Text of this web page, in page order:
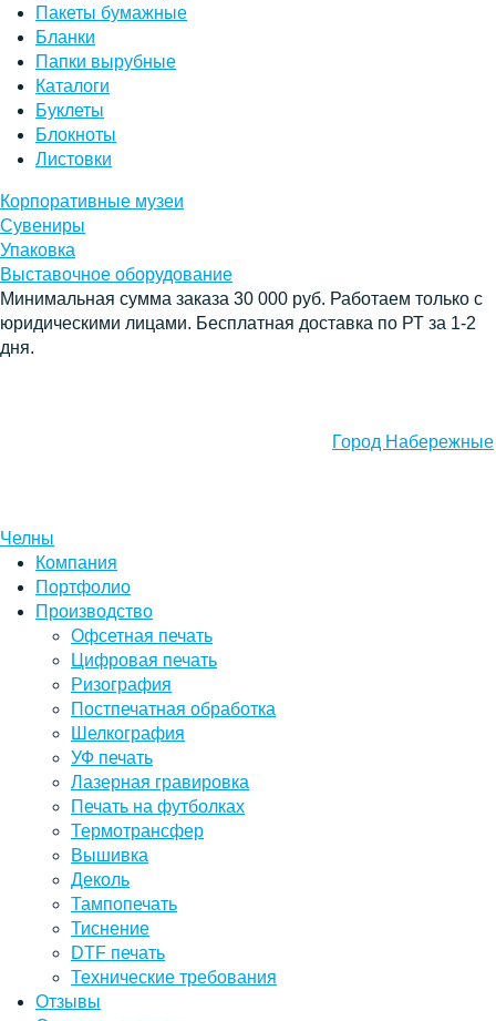
Пакеты бумажные
Бланки
Папки вырубные
Каталоги
Буклеты
Блокноты
Листовки
Корпоративные музеи
Сувениры
Упаковка
Выставочное оборудование
Минимальная сумма заказа 30 000 руб. Работаем только с
юридическими лицами. Бесплатная доставка по РТ за 1-2
дня.
Город Набережные
Челны
Компания
Портфолио
Производство
Офсетная печать
Цифровая печать
Ризография
Постпечатная обработка
Шелкография
УФ печать
Лазерная гравировка
Печать на футболках
Термотрансфер
Вышивка
Деколь
Тампопечать
Тиснение
DTF печать
Технические требования
Отзывы